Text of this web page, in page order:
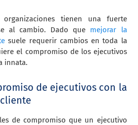
tienen una fuerte
al cambio. Dado que mejorar la
suele requerir cambios en toda la
el compromiso de los ejecutivos
innata.
de ejecutivos con la
de compromiso que un ejecutivo